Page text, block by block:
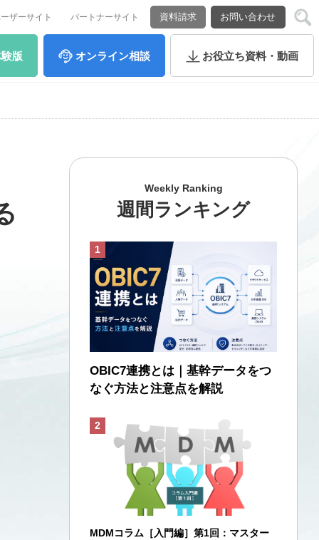
ザーサイト パートナーサイト 資料請求 お問い合わせ
版 オンライン相談 お役立ち資料・動画
Weekly Ranking
週間ランキング
OBIC7連携とは｜基幹データをつ
なぐ方法と注意点を解説
MDMコラム［入門編］第1回：マスター